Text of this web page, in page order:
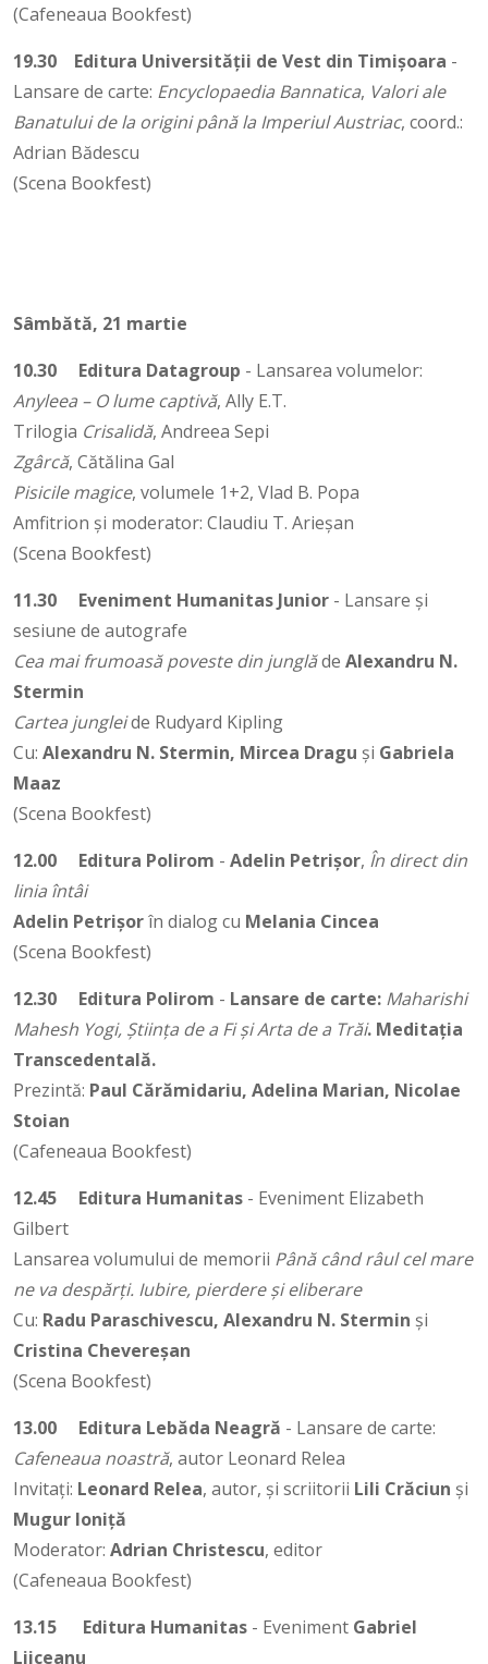
(Cafeneaua Bookfest)
19.30 Editura Universității de Vest din Timișoara -
Lansare de carte: Encyclopaedia Bannatica, Valori ale
Banatului de la origini până la Imperiul Austriac, coord.:
Adrian Bădescu
(Scena Bookfest)
Sâmbătă, 21 martie
10.30
Editura Datagroup - Lansarea volumelor:
Anyleea – O lume captivă, Ally E.T.
Trilogia Crisalidă, Andreea Sepi
Zgârcă, Cătălina Gal
Pisicile magice, volumele 1+2, Vlad B. Popa
Amfitrion și moderator: Claudiu T. Arieșan
(Scena Bookfest)
11.30
Eveniment Humanitas Junior - Lansare și
sesiune de autografe
Cea mai frumoasă poveste din junglăde Alexandru N.
Stermin
Cartea jungleide Rudyard Kipling
Cu: Alexandru N. Stermin, Mircea Dragu și Gabriela
Maaz
(Scena Bookfest)
12.00
Editura Polirom - Adelin Petrișor, În direct din
linia întâi
Adelin Petrișorîn dialog cu Melania Cincea
(Scena Bookfest)
12.30
Editura Polirom - Lansare de carte: Maharishi
Mahesh Yogi, Știința de a Fi și Arta de a Trăi. Meditația
Transcedentală.
Prezintă: Paul Cărămidariu, Adelina Marian, Nicolae
Stoian
(Cafeneaua Bookfest)
12.45
Editura Humanitas - Eveniment Elizabeth
Gilbert
Lansarea volumului de memorii Până când râul cel mare
ne va despărți. Iubire, pierdere și eliberare
Cu: Radu Paraschivescu, Alexandru N. Stermin și
Cristina Chevereșan
(Scena Bookfest)
13.00
Editura Lebăda Neagră - Lansare de carte:
Cafeneaua noastră, autor Leonard Relea
Invitați: Leonard Relea, autor, și scriitorii Lili Crăciun și
Mugur Ioniță
Moderator: Adrian Christescu, editor
(Cafeneaua Bookfest)
13.15
Editura Humanitas - Eveniment Gabriel
Liiceanu